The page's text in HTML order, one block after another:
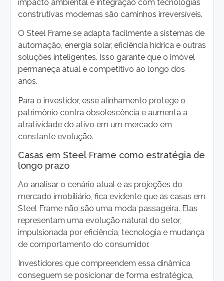
impacto ambiental e integração com tecnologias
construtivas modernas são caminhos irreversíveis.
O Steel Frame se adapta facilmente a sistemas de
automação, energia solar, eficiência hídrica e outras
soluções inteligentes. Isso garante que o imóvel
permaneça atual e competitivo ao longo dos
anos.
Para o investidor, esse alinhamento protege o
patrimônio contra obsolescência e aumenta a
atratividade do ativo em um mercado em
constante evolução.
Casas em Steel Frame como estratégia de
longo prazo
Ao analisar o cenário atual e as projeções do
mercado imobiliário, fica evidente que as casas em
Steel Frame não são uma moda passageira. Elas
representam uma evolução natural do setor,
impulsionada por eficiência, tecnologia e mudança
de comportamento do consumidor.
Investidores que compreendem essa dinâmica
conseguem se posicionar de forma estratégica,